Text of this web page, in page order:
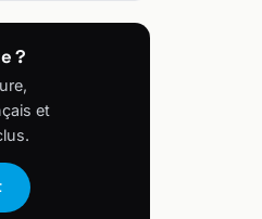
?
et